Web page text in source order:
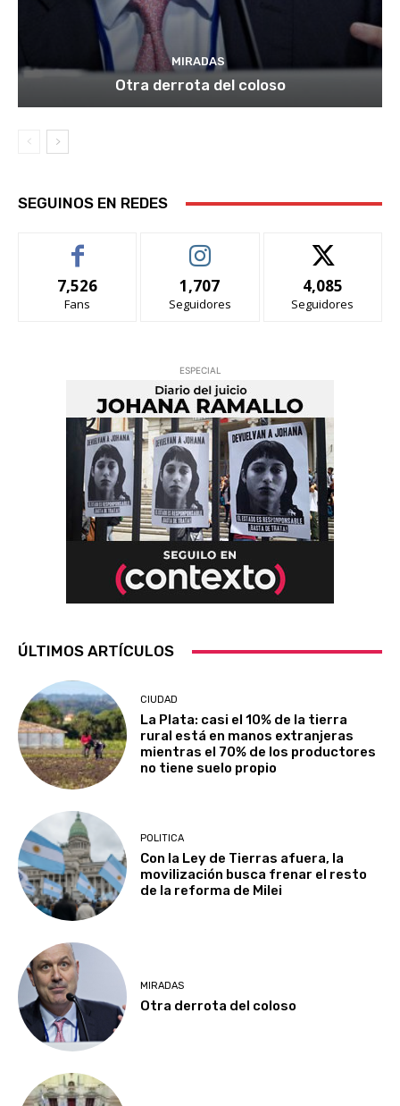
MIRADAS
Otra derrota del coloso
SEGUINOS EN REDES
7,526
Fans
1,707
Seguidores
4,085
Seguidores
ESPECIAL
ÚLTIMOS ARTÍCULOS
CIUDAD
La Plata: casi el 10% de la tierra
rural está en manos extranjeras
mientras el 70% de los productores
no tiene suelo propio
POLITICA
Con la Ley de Tierras afuera, la
movilización busca frenar el resto
de la reforma de Milei
MIRADAS
Otra derrota del coloso